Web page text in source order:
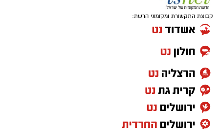
קבוצת התקשורת ומקומוני הרשת: